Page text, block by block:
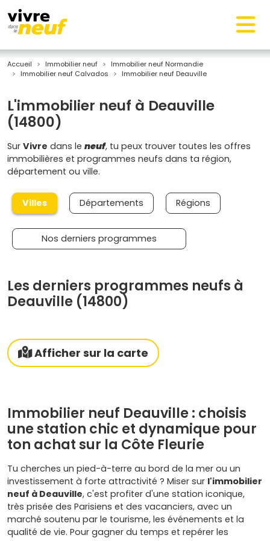
Accueil Immobilier neuf
Immobilier neuf Normandie
Immobilier neuf Calvados
Immobilier neuf Deauville
L'immobilier neuf à Deauville
(14800)
Sur Vivre dans le neuf, tu peux trouver toutes les offres
immobilières et programmes neufs dans ta région,
département ou ville.
Villes Départements Régions
Nos derniers programmes
Les derniers programmes neufs à
Deauville (14800)
Afficher sur la carte
Immobilier neuf Deauville : choisis
une station chic et dynamique pour
ton achat sur la Côte Fleurie
Tu cherches un pied-à-terre au bord de la mer ou un
investissement à forte attractivité ? Miser sur l'immobilier
neuf à Deauville, c'est profiter d'une station iconique,
très prisée des Parisiens et des vacanciers, avec un
marché soutenu par le tourisme, les événements et la
qualité de vie. Pour gagner du temps et repérer les